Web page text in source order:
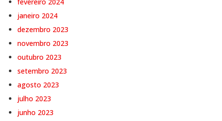
janeiro 2024
dezembro 2023
novembro 2023
outubro 2023
setembro 2023
agosto 2023
julho 2023
junho 2023